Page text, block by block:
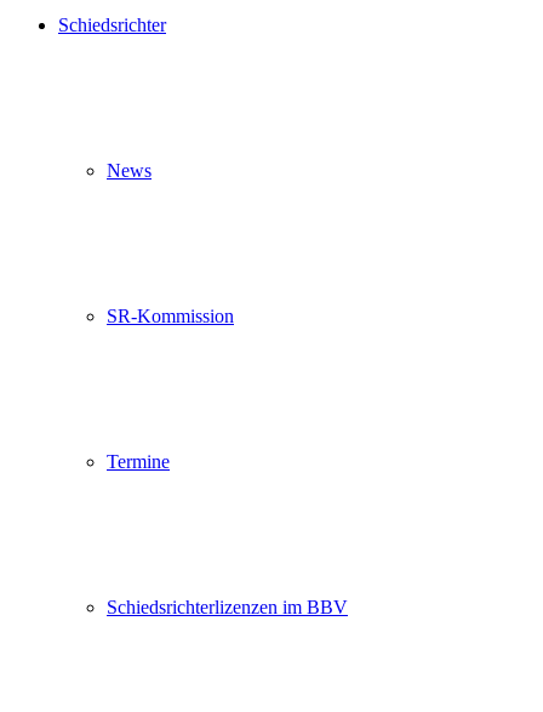
Schiedsrichter
News
SR-Kommission
Termine
Schiedsrichterlizenzen im BBV